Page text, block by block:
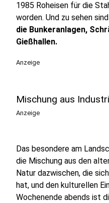
1985 Roheisen für die
worden. Und zu sehen
die Bunkeranlagen,
Gießhallen.
Anzeige
Mischung aus
Anzeige
Das besondere am
die Mischung aus den
Natur dazwischen, die
hat, und den kulturellen
Wochenende abends ist